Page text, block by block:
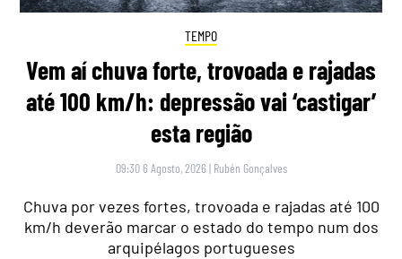
TEMPO
Vem aí chuva forte, trovoada e rajadas
até 100 km/h: depressão vai ‘castigar’
esta região
09:30 6 Agosto, 2026 | Rubén Gonçalves
Chuva por vezes fortes, trovoada e rajadas até 100
km/h deverão marcar o estado do tempo num dos
arquipélagos portugueses